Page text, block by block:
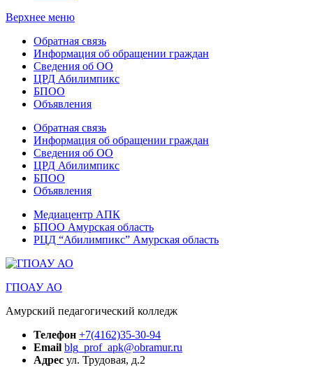
Верхнее меню
Обратная связь
Информация об обращении граждан
Сведения об ОО
ЦРД Абилимпикс
БПОО
Объявления
Обратная связь
Информация об обращении граждан
Сведения об ОО
ЦРД Абилимпикс
БПОО
Объявления
Медиацентр АПК
БПОО Амурская область
РЦД “Абилимпикс” Амурская область
ГПОАУ АО
Амурский педагогический колледж
Телефон +7(4162)35-30-94
Email blg_prof_apk@obramur.ru
Адрес ул. Трудовая, д.2